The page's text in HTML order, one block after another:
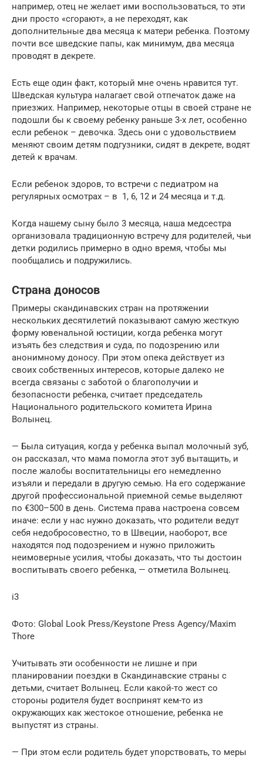
например, отец не желает ими воспользоваться, то эти
дни просто «сгорают», а не переходят, как
дополнительные два месяца к матери ребенка. Поэтому
почти все шведские папы, как минимум, два месяца
проводят в декрете.
Есть еще один факт, который мне очень нравится тут.
Шведская культура налагает свой отпечаток даже на
приезжих. Например, некоторые отцы в своей стране не
подошли бы к своему ребенку раньше 3-х лет, особенно
если ребенок – девочка. Здесь они с удовольствием
меняют своим детям подгузники, сидят в декрете, водят
детей к врачам.
Если ребенок здоров, то встречи с педиатром на
регулярных осмотрах – в 1, 6, 12 и 24 месяца и т.д.
Когда нашему сыну было 3 месяца, наша медсестра
организовала традиционную встречу для родителей, чьи
детки родились примерно в одно время, чтобы мы
пообщались и подружились.
Страна доносов
Примеры скандинавских стран на протяжении
нескольких десятилетий показывают самую жесткую
форму ювенальной юстиции, когда ребенка могут
изъять без следствия и суда, по подозрению или
анонимному доносу. При этом опека действует из
своих собственных интересов, которые далеко не
всегда связаны с заботой о благополучии и
безопасности ребенка, считает председатель
Национального родительского комитета Ирина
Волынец.
— Была ситуация, когда у ребенка выпал молочный зуб,
он рассказал, что мама помогла этот зуб вытащить, и
после жалобы воспитательницы его немедленно
изъяли и передали в другую семью. На его содержание
другой профессиональной приемной семье выделяют
по €300–500 в день. Система права настроена совсем
иначе: если у нас нужно доказать, что родители ведут
себя недобросовестно, то в Швеции, наоборот, все
находятся под подозрением и нужно приложить
неимоверные усилия, чтобы доказать, что ты достоин
воспитывать своего ребенка, — отметила Волынец.
i3
Фото: Global Look Press/Keystone Press Agency/Maxim
Thore
Учитывать эти особенности не лишне и при
планировании поездки в Скандинавские страны с
детьми, считает Волынец. Если какой-то жест со
стороны родителя будет воспринят кем-то из
окружающих как жестокое отношение, ребенка не
выпустят из страны.
— При этом если родитель будет упорствовать, то меры